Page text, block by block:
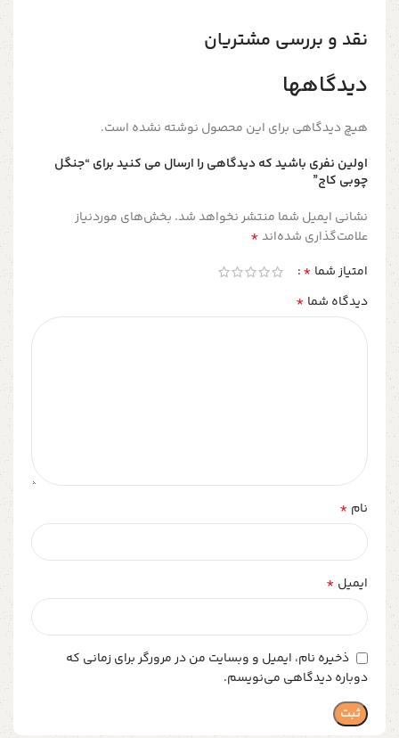
نقد و بررسی مشتریان
دیدگاهها
هیچ دیدگاهی برای این محصول نوشته نشده است.
اولین نفری باشید که دیدگاهی را ارسال می کنید برای “جنگل
چوبی کاج”
نشانی ایمیل شما منتشر نخواهد شد. بخش‌های موردنیاز
علامت‌گذاری شده‌اند*
امتیاز شما *
دیدگاه شما *
نام *
ایمیل *
ذخیره نام، ایمیل و وبسایت من در مرورگر برای زمانی که
دوباره دیدگاهی می‌نویسم.